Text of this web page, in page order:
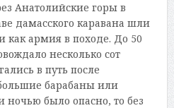
Анатолийские горы в
дамасского каравана шли
как армия в походе. До 50
несколько сот
в путь после
барабаны или
ночью было опасно, то без